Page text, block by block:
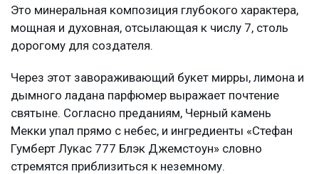
Это минеральная композиция глубокого характера,
мощная и духовная, отсылающая к числу 7, столь
дорогому для создателя.
Через этот завораживающий букет мирры, лимона и
дымного ладана парфюмер выражает почтение
святыне. Согласно преданиям, Черный камень
Мекки упал прямо с небес, и ингредиенты «Стефан
Гумберт Лукас 777 Блэк Джемстоун» словно
стремятся приблизиться к неземному.